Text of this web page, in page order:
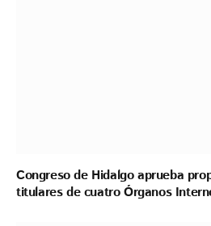
Congreso de Hidalgo aprueba
titulares de cuatro Órganos